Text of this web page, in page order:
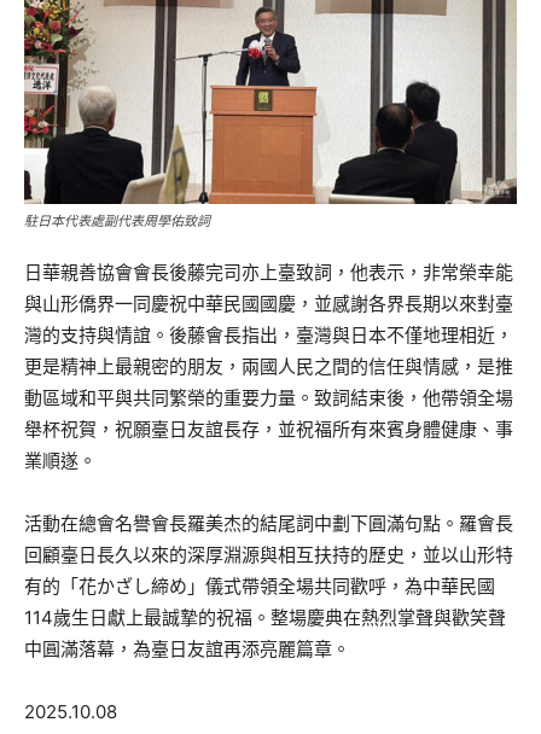
駐日本代表處副代表周學佑致詞
日華親善協會會長後藤完司亦上臺致詞，他表示，非常榮幸能
與山形僑界一同慶祝中華民國國慶，並感謝各界長期以來對臺
灣的支持與情誼。後藤會長指出，臺灣與日本不僅地理相近，
更是精神上最親密的朋友，兩國人民之間的信任與情感，是推
動區域和平與共同繁榮的重要力量。致詞結束後，他帶領全場
舉杯祝賀，祝願臺日友誼長存，並祝福所有來賓身體健康、事
業順遂。
活動在總會名譽會長羅美杰的結尾詞中劃下圓滿句點。羅會長
回顧臺日長久以來的深厚淵源與相互扶持的歷史，並以山形特
有的「花かざし締め」儀式帶領全場共同歡呼，為中華民國
114歲生日獻上最誠摯的祝福。整場慶典在熱烈掌聲與歡笑聲
中圓滿落幕，為臺日友誼再添亮麗篇章。
2025.10.08